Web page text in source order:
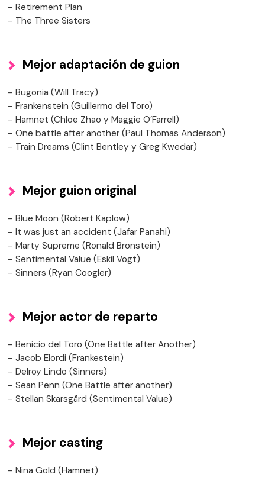
– Retirement Plan
– The Three Sisters
Mejor adaptación de guion
– Bugonia (Will Tracy)
– Frankenstein (Guillermo del Toro)
– Hamnet (Chloe Zhao y Maggie O’Farrell)
– One battle after another (Paul Thomas Anderson)
– Train Dreams (Clint Bentley y Greg Kwedar)
Mejor guion original
– Blue Moon (Robert Kaplow)
– It was just an accident (Jafar Panahi)
– Marty Supreme (Ronald Bronstein)
– Sentimental Value (Eskil Vogt)
– Sinners (Ryan Coogler)
Mejor actor de reparto
– Benicio del Toro (One Battle after Another)
– Jacob Elordi (Frankestein)
– Delroy Lindo (Sinners)
– Sean Penn (One Battle after another)
– Stellan Skarsgård (Sentimental Value)
Mejor casting
– Nina Gold (Hamnet)